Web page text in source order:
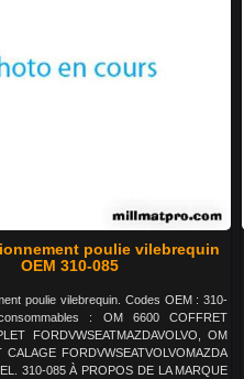
poulie vilebrequin
OEM 310-085
poulie vilebrequin. Codes OEM : 310-
: OM 6600 COFFRET
FORDVWSEATMAZDAVOLVO, OM
FORDVWSEATVOLVOMAZDA
310-085 À PROPOS DE LA MARQUE